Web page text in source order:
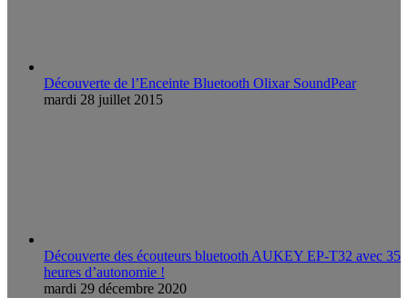
Découverte de l’Enceinte Bluetooth Olixar SoundPear
mardi 28 juillet 2015
Découverte des écouteurs bluetooth AUKEY EP-T32 avec 35
heures d’autonomie !
mardi 29 décembre 2020